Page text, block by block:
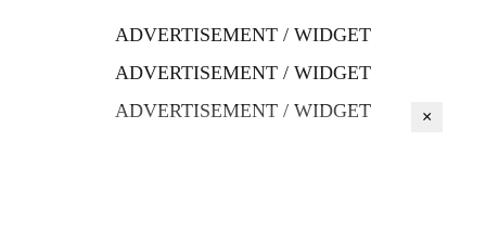
ADVERTISEMENT / WIDGET
ADVERTISEMENT / WIDGET
ADVERTISEMENT / WIDGET
×